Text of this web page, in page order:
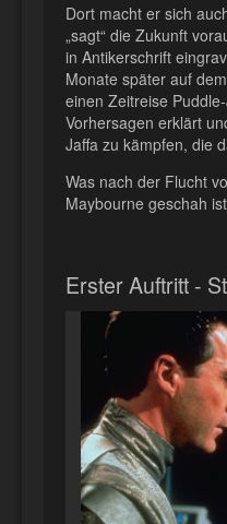
Dort macht er sich
„sagt“ die Zukunft
in Antikerschrift
Monate später auf
einen Zeitreise
Vorhersagen erklärt
Jaffa zu kämpfen, die
Was nach der Flucht
Maybourne geschah
Erster Auftritt -